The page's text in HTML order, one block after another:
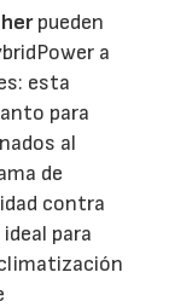
pueden
a
esta
para
al
de
contra
para